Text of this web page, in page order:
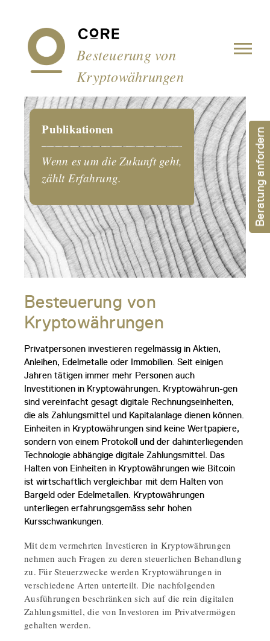
Besteuerung von
Kryptowährungen
Publikationen
Wenn es um die Zukunft geht,
zählt Erfahrung.
Besteuerung von
Kryptowährungen
Privatpersonen investieren regelmässig in Aktien,
Anleihen, Edelmetalle oder Immobilien. Seit einigen
Jahren tätigen immer mehr Personen auch
Investitionen in Kryptowährungen. Kryptowährun-gen
sind vereinfacht gesagt digitale Rechnungseinheiten,
die als Zahlungsmittel und Kapitalanlage dienen können.
Einheiten in Kryptowährungen sind keine Wertpapiere,
sondern von einem Protokoll und der dahinterliegenden
Technologie abhängige digitale Zahlungsmittel. Das
Halten von Einheiten in Kryptowährungen wie Bitcoin
ist wirtschaftlich vergleichbar mit dem Halten von
Bargeld oder Edelmetallen. Kryptowährungen
unterliegen erfahrungsgemäss sehr hohen
Kursschwankungen.
Mit dem vermehrten Investieren in Kryptowährungen
nehmen auch Fragen zu deren steuerlichen Behandlung
zu. Für Steuerzwecke werden Kryptowährungen in
verschiedene Arten unterteilt. Die nachfolgenden
Ausführungen beschränken sich auf die rein digitalen
Zahlungsmittel, die von Investoren im Privatvermögen
gehalten werden.
Beratung anfordern